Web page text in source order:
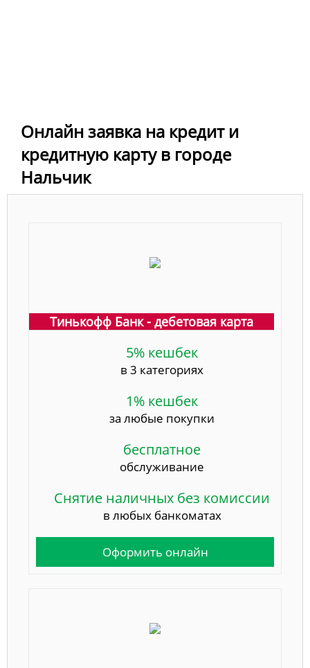
Онлайн заявка на кредит и
кредитную карту в городе
Нальчик
Тинькофф Банк - дебетовая карта
5% кешбек
в 3 категориях
1% кешбек
за любые покупки
бесплатное
обслуживание
Снятие наличных без комиссии
в любых банкоматах
Оформить онлайн